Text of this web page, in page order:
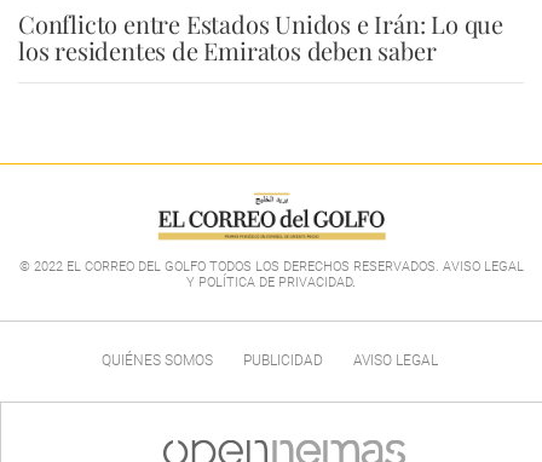
Conflicto entre Estados Unidos e Irán: Lo que
los residentes de Emiratos deben saber
© 2022 EL CORREO DEL GOLFO TODOS LOS DERECHOS RESERVADOS. AVISO LEGAL
Y POLÍTICA DE PRIVACIDAD.
QUIÉNES SOMOS PUBLICIDAD AVISO LEGAL